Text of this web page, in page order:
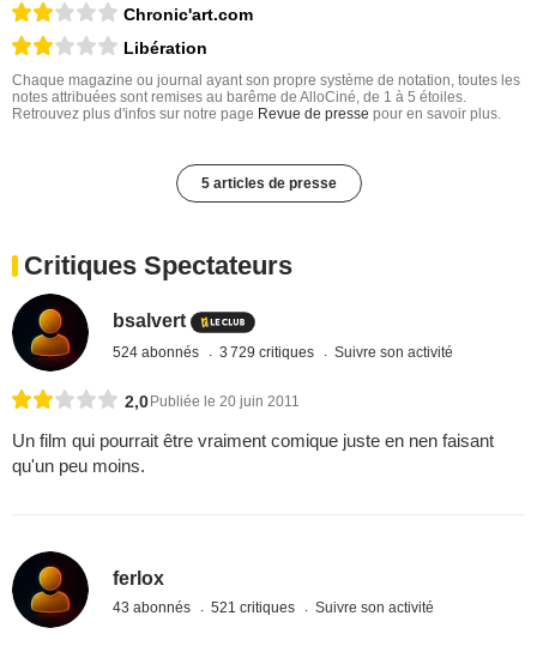
Chronic'art.com
Libération
Chaque magazine ou journal ayant son propre système de notation, toutes les
notes attribuées sont remises au barême de AlloCiné, de 1 à 5 étoiles.
Retrouvez plus d'infos sur notre page Revue de presse pour en savoir plus.
5 articles de presse
Critiques Spectateurs
bsalvert
524 abonnés 3 729 critiques Suivre son activité
2,0Publiée le 20 juin 2011
Un film qui pourrait être vraiment comique juste en nen faisant
qu'un peu moins.
ferlox
43 abonnés 521 critiques Suivre son activité